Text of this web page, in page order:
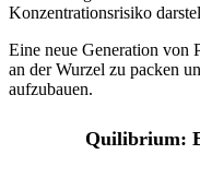
Konzentrationsrisiko
Eine neue Generation von
an der Wurzel zu packen
aufzubauen.
Quilibrium: